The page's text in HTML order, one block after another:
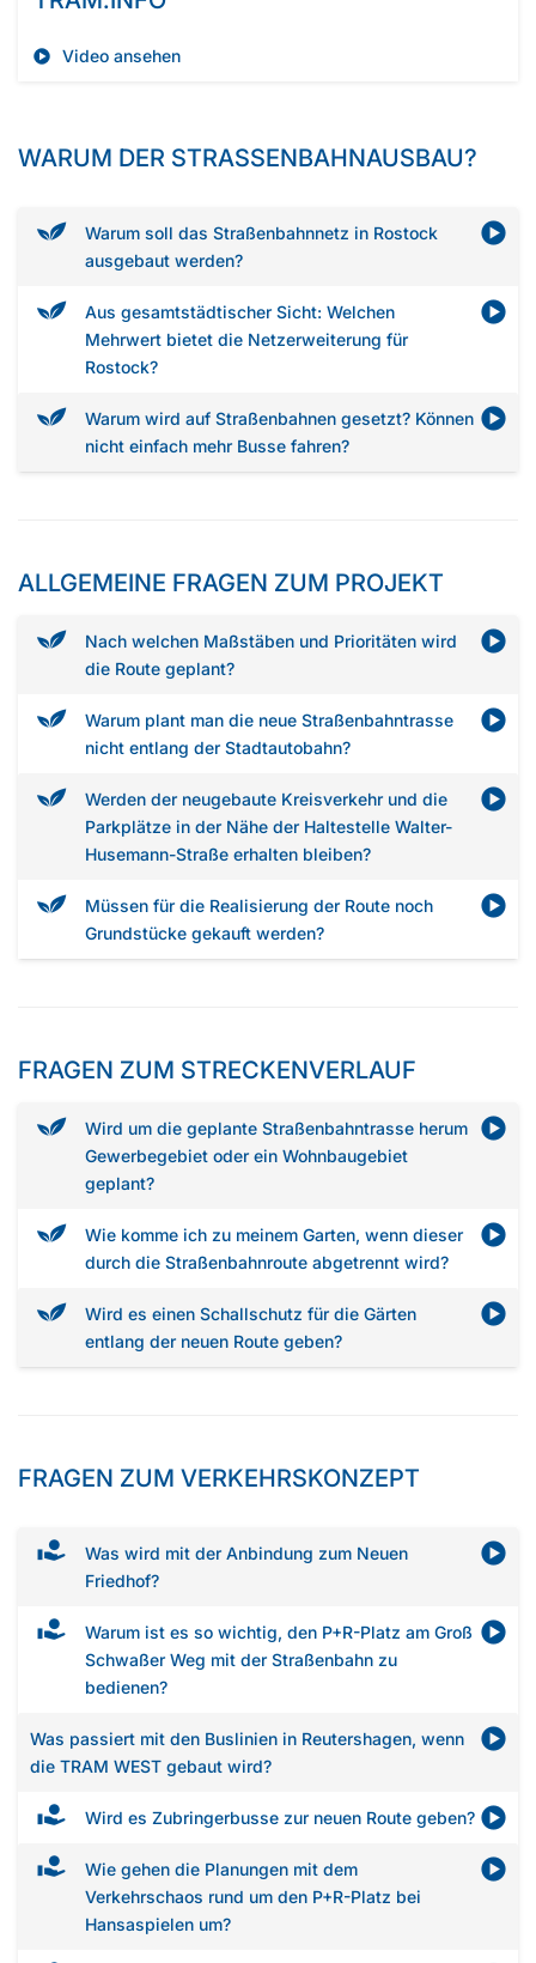
Video ansehen
WARUM DER STRASSENBAHNAUSBAU?
Warum soll das Straßenbahnnetz in Rostock
ausgebaut werden?
Aus gesamtstädtischer Sicht: Welchen
Mehrwert bietet die Netzerweiterung für
Rostock?
Warum wird auf Straßenbahnen gesetzt? Können
nicht einfach mehr Busse fahren?
ALLGEMEINE FRAGEN ZUM PROJEKT
Nach welchen Maßstäben und Prioritäten wird
die Route geplant?
Warum plant man die neue Straßenbahntrasse
nicht entlang der Stadtautobahn?
Werden der neugebaute Kreisverkehr und die
Parkplätze in der Nähe der Haltestelle Walter-
Husemann-Straße erhalten bleiben?
Müssen für die Realisierung der Route noch
Grundstücke gekauft werden?
FRAGEN ZUM STRECKENVERLAUF
Wird um die geplante Straßenbahntrasse herum
Gewerbegebiet oder ein Wohnbaugebiet
geplant?
Wie komme ich zu meinem Garten, wenn dieser
durch die Straßenbahnroute abgetrennt wird?
Wird es einen Schallschutz für die Gärten
entlang der neuen Route geben?
FRAGEN ZUM VERKEHRSKONZEPT
Was wird mit der Anbindung zum Neuen
Friedhof?
Warum ist es so wichtig, den P+R-Platz am Groß
Schwaßer Weg mit der Straßenbahn zu
bedienen?
Was passiert mit den Buslinien in Reutershagen, wenn
die TRAM WEST gebaut wird?
Wird es Zubringerbusse zur neuen Route geben?
Wie gehen die Planungen mit dem
Verkehrschaos rund um den P+R-Platz bei
Hansaspielen um?